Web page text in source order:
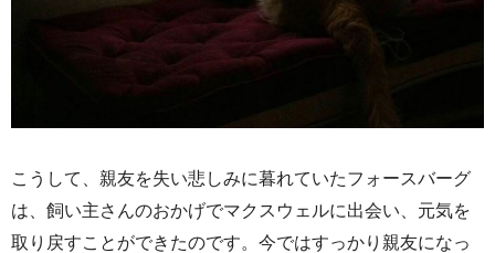
こうして、親友を失い悲しみに暮れていたフォースバーグ
は、飼い主さんのおかげでマクスウェルに出会い、元気を
取り戻すことができたのです。今ではすっかり親友になっ